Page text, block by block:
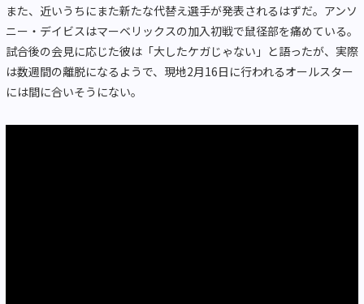
また、近いうちにまた新たな代替え選手が発表されるはずだ。アンソ
ニー・デイビスはマーベリックスの加入初戦で鼠径部を痛めている。
試合後の会見に応じた彼は「大したケガじゃない」と語ったが、実際
は数週間の離脱になるようで、現地2月16日に行われるオールスター
には間に合いそうにない。